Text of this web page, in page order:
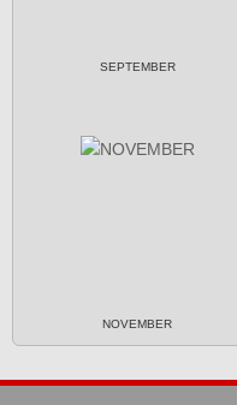
SEPTEMBER
NOVEMBER